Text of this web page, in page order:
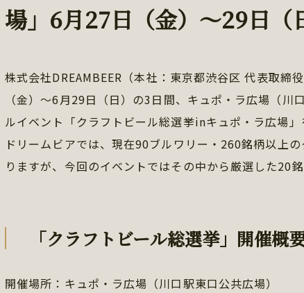
場」6月27日（金）～29日（
株式会社DREAMBEER（本社：東京都渋谷区 代表取締
（金）～6月29日（日）の3日間、キュポ・ラ広場（川
ルイベント「クラフトビール総選挙inキュポ・ラ広場」
ドリームビアでは、現在90ブルワリー・260銘柄以上
りますが、今回のイベントではその中から厳選した20銘
「クラフトビール総選挙」開催概
開催場所：キュポ・ラ広場（川口駅東口公共広場）